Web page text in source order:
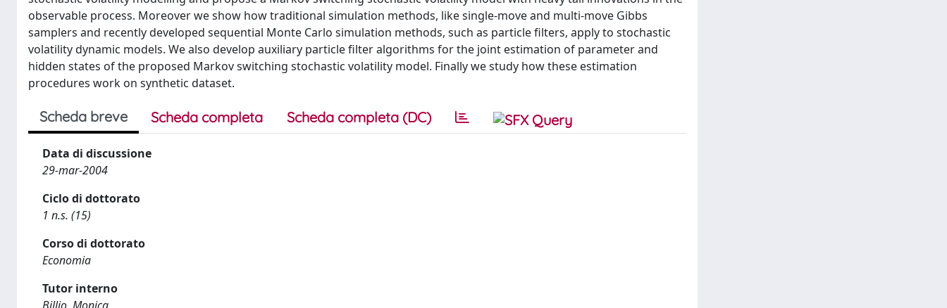
observable process. Moreover we show how traditional simulation methods, like single-move and multi-move Gibbs
samplers and recently developed sequential Monte Carlo simulation methods, such as particle filters, apply to stochastic
volatility dynamic models. We also develop auxiliary particle filter algorithms for the joint estimation of parameter and
hidden states of the proposed Markov switching stochastic volatility model. Finally we study how these estimation
procedures work on synthetic dataset.
Scheda breve Scheda completa Scheda completa (DC)
Data di discussione
29-mar-2004
Ciclo di dottorato
1 n.s. (15)
Corso di dottorato
Economia
Tutor interno